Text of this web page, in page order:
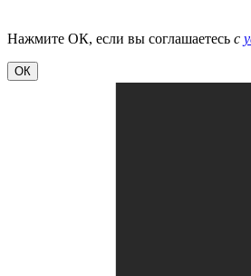
Нажмите ОК, если вы соглашаетесь с
ОК